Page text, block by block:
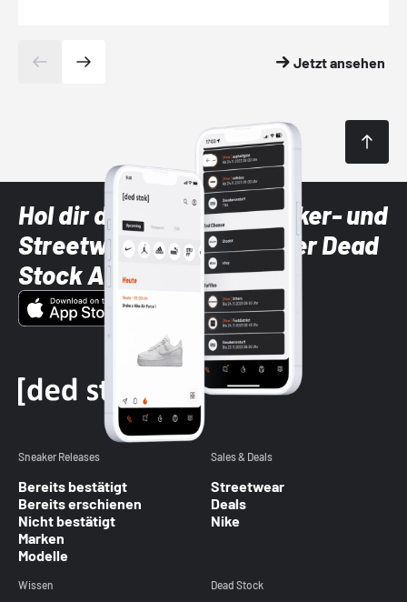
Jetzt ansehen
Hol dir die neuesten Sneaker- und
Streetwear-Brands mit der Dead
Stock App
Sneaker Releases
Bereits bestätigt
Bereits erschienen
Nicht bestätigt
Marken
Modelle
Sales & Deals
Streetwear
Deals
Nike
Wissen Dead Stock